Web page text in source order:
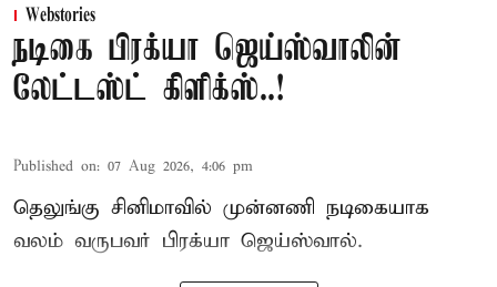
Webstories
நடிகை பிரக்யா ஜெய்ஸ்வாலின்
லேட்டஸ்ட் கிளிக்ஸ்..!
Published on: 07 Aug 2026, 4:06 pm
தெலுங்கு சினிமாவில் முன்னணி நடிகையாக
வலம் வருபவர் பிரக்யா ஜெய்ஸ்வால்.